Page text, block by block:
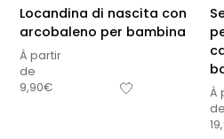
Locandina di nascita con
arcobaleno per bambina
À partir
de
9,90€
À
de